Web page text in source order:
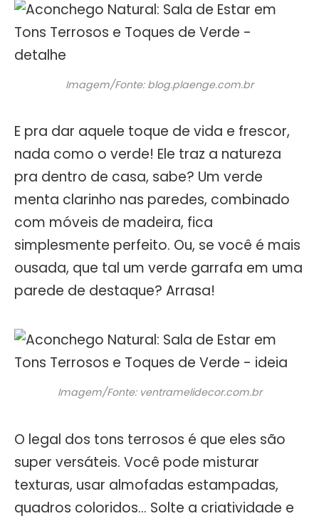
Imagem/Fonte: blog.plaenge.com.br
E pra dar aquele toque de vida e frescor,
nada como o verde! Ele traz a natureza
pra dentro de casa, sabe? Um verde
menta clarinho nas paredes, combinado
com móveis de madeira, fica
simplesmente perfeito. Ou, se você é mais
ousada, que tal um verde garrafa em uma
parede de destaque? Arrasa!
Imagem/Fonte: ventramelidecor.com.br
O legal dos tons terrosos é que eles são
super versáteis. Você pode misturar
texturas, usar almofadas estampadas,
quadros coloridos… Solte a criatividade e